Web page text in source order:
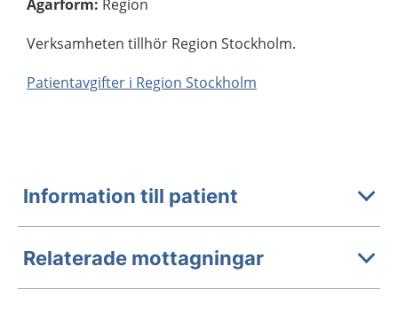
Ägarform: Region
Verksamheten tillhör Region Stockholm.
Patientavgifter i Region Stockholm
Information till patient
Relaterade mottagningar